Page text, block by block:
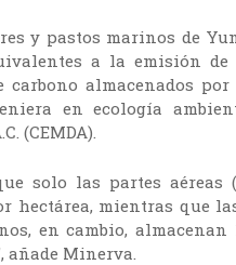
y pastos marinos de
a la emisión
carbono almacenados
en ecología
(CEMDA).
solo las partes
hectárea, mientras que
en cambio,
añade Minerva.